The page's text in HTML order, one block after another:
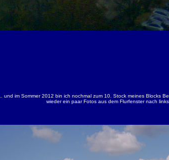
... und im Sommer 2012 bin ich nochmal zum 10. Stock meines Blocks
wieder ein paar Fotos aus dem Flurfenster nach